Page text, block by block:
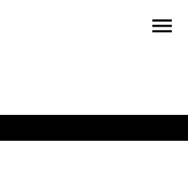
menu